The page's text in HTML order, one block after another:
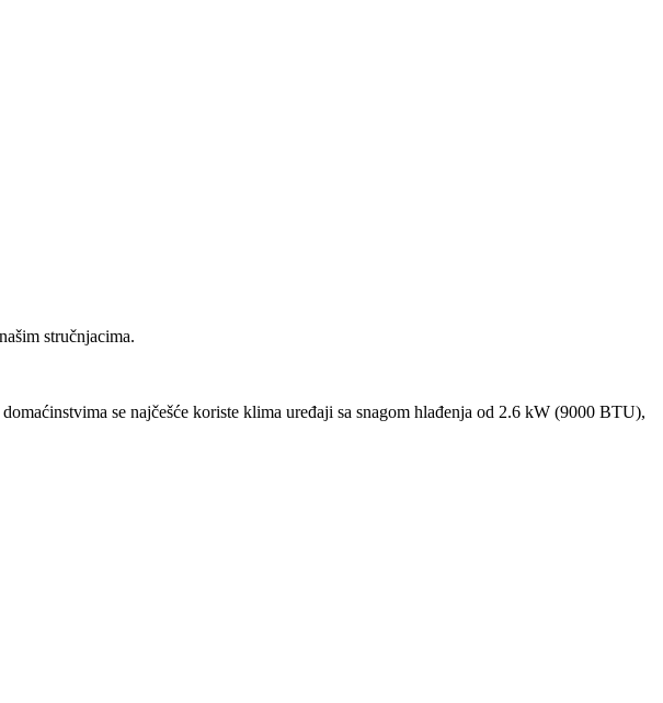
stručnjacima.
se najčešće koriste klima uređaji sa snagom hlađenja od 2.6 kW (9000 BTU),